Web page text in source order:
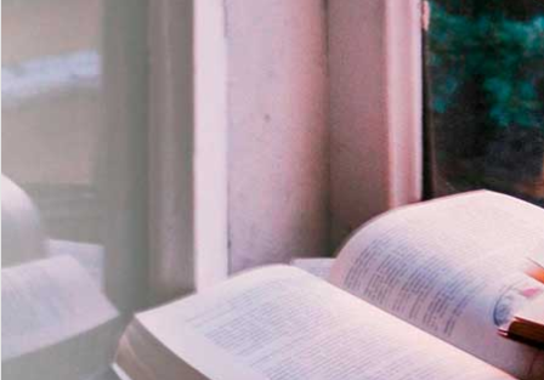
es
Com imersão Bilingue - Anos
Finais
6º AO 9º ANO FUNDAMENTAL
Inglês: Turmas Reduzidas
(Proficiência)